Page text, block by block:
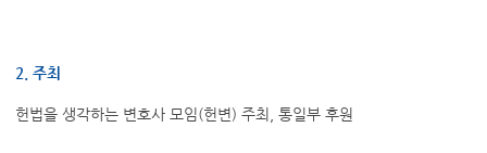
2. 주최
헌법을 생각하는 변호사 모임(헌변) 주최, 통일부 후원